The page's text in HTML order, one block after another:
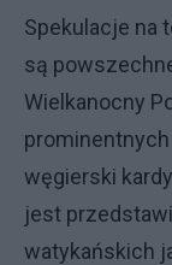
Spekulacje na
są
Wielkanocny
węgierski
jest
watykańskich